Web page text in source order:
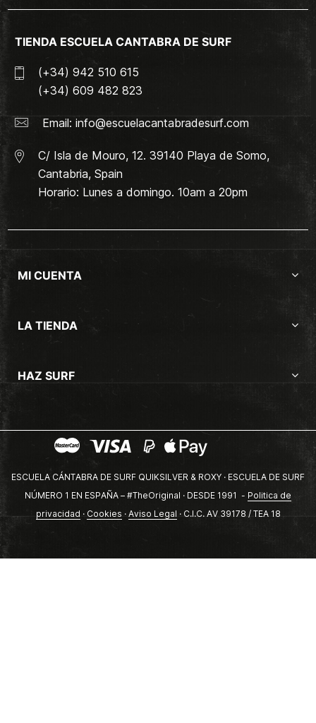
TIENDA ESCUELA CANTABRA DE SURF
(+34) 942 510 615
(+34) 609 482 823
Email: info@escuelacantabradesurf.com
C/ Isla de Mouro, 12. 39140 Playa de Somo,
Cantabria, Spain
Horario: Lunes a domingo. 10am a 20pm
MI CUENTA
LA TIENDA
HAZ SURF
ESCUELA CÁNTABRA DE SURF QUIKSILVER & ROXY · ESCUELA DE SURF
NÚMERO 1 EN ESPAÑA – #TheOriginal · DESDE 1991 - Politica de
privacidad · Cookies · Aviso Legal · C.I.C. AV 39178 / TEA 18